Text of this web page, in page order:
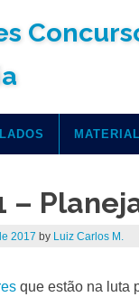
–
2017 by Luiz Carlos M.
que estão na luta